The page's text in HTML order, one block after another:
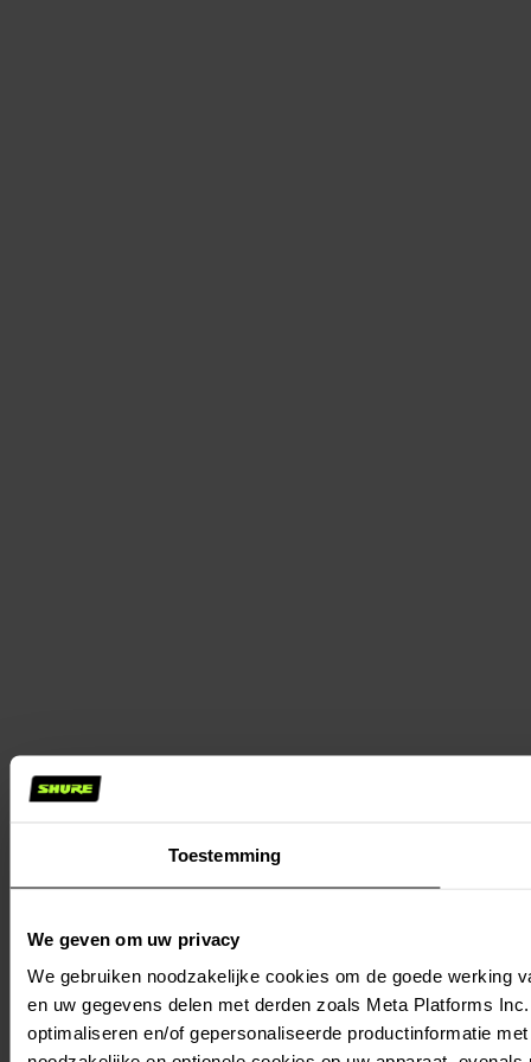
Toestemming
We geven om uw privacy
We gebruiken noodzakelijke cookies om de goede werking
en uw gegevens delen met derden zoals Meta Platforms
optimaliseren en/of gepersonaliseerde productinformatie